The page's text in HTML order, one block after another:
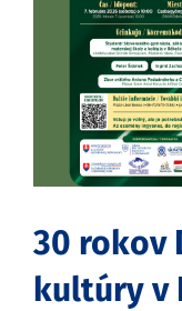
obrázok
30 rokov
kultúry v